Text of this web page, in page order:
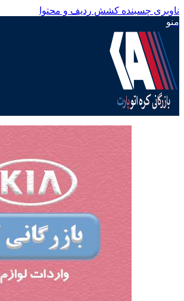
ناوبری چسبنده کشش ردیف و محتوا
منو